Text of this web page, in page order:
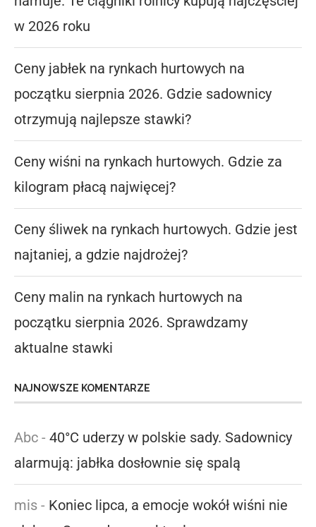
w 2026 roku
Ceny jabłek na rynkach hurtowych na
początku sierpnia 2026. Gdzie sadownicy
otrzymują najlepsze stawki?
Ceny wiśni na rynkach hurtowych. Gdzie za
kilogram płacą najwięcej?
Ceny śliwek na rynkach hurtowych. Gdzie jest
najtaniej, a gdzie najdrożej?
Ceny malin na rynkach hurtowych na
początku sierpnia 2026. Sprawdzamy
aktualne stawki
NAJNOWSZE KOMENTARZE
Abc - 40°C uderzy w polskie sady. Sadownicy
alarmują: jabłka dosłownie się spalą
mis - Koniec lipca, a emocje wokół wiśni nie